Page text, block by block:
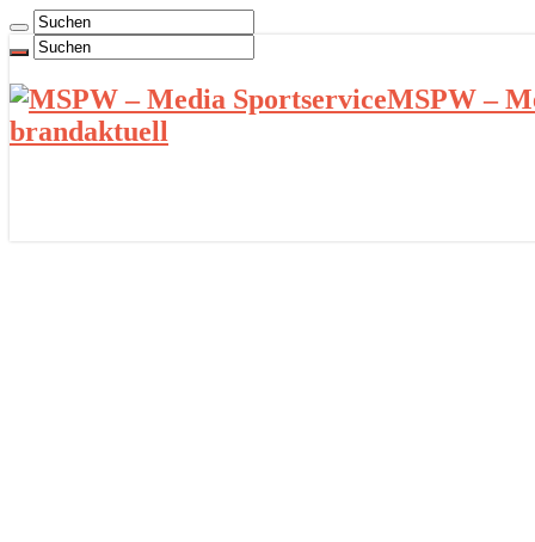
MSPW –
brandaktuell